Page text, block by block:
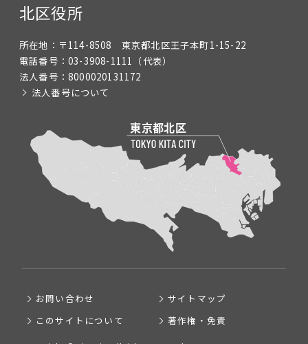
北区役所
所在地： 〒114-8508 東京都北区王子本町1-15-22
電話番号： 03-3908-1111
（代表）
法人番号： 8000020131172
法人番号について
お問い合わせ
サイトマップ
このサイトについて
著作権・免責